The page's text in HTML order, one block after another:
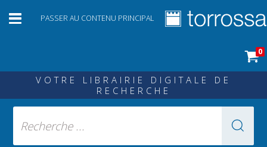
PASSER AU CONTENU PRINCIPAL
0
VOTRE LIBRAIRIE DIGITALE DE
RECHERCHE